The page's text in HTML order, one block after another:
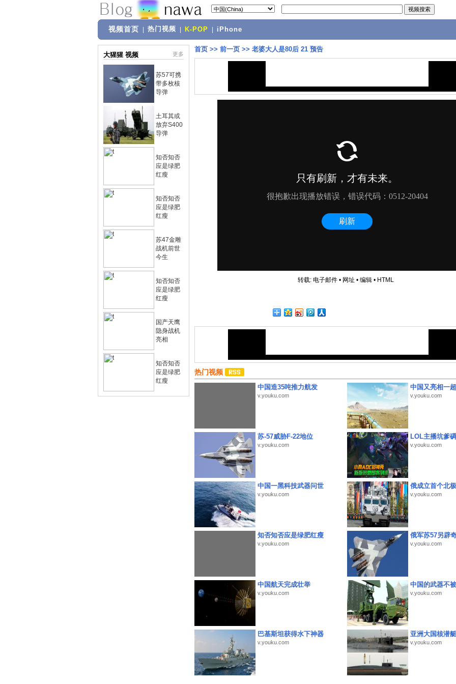
视频首页 热门视频 K-POP iPhone
大猩猩 视频 更多
苏57可携
带多枚核
导弹
土耳其或
放弃S400
导弹
知否知否
应是绿肥
红瘦
知否知否
应是绿肥
红瘦
苏47金雕
战机前世
今生
知否知否
应是绿肥
红瘦
国产天鹰
隐身战机
亮相
知否知否
应是绿肥
红瘦
首页 >> 前一页 >> 老婆大人是80后 21 预告
转载: 电子邮件• 网址 • 编辑• HTML
热门视频
中国造35吨推力航发
v.youku.com
中国又亮相一
v.youku.com
苏-57威胁F-22地位
v.youku.com
LOL主播坑爹
v.youku.com
中国一黑科技武器问世
v.youku.com
俄成立首个北
v.youku.com
知否知否应是绿肥红瘦
v.youku.com
俄军苏57另辟
v.youku.com
中国航天完成壮举
v.youku.com
中国的武器不
v.youku.com
巴基斯坦获得水下神器
v.youku.com
亚洲大国核潜
v.youku.com